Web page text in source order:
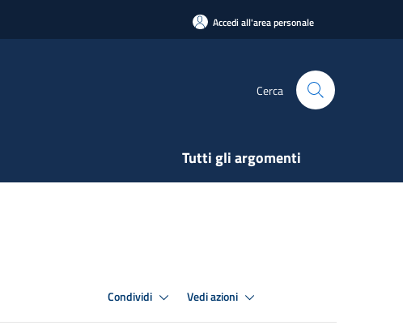
Accedi all'area personale
Cerca
Tutti gli argomenti
Condividi Vedi azioni